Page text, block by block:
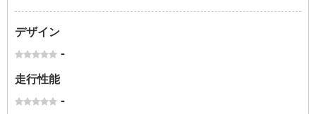
デザイン
-
走行性能
-